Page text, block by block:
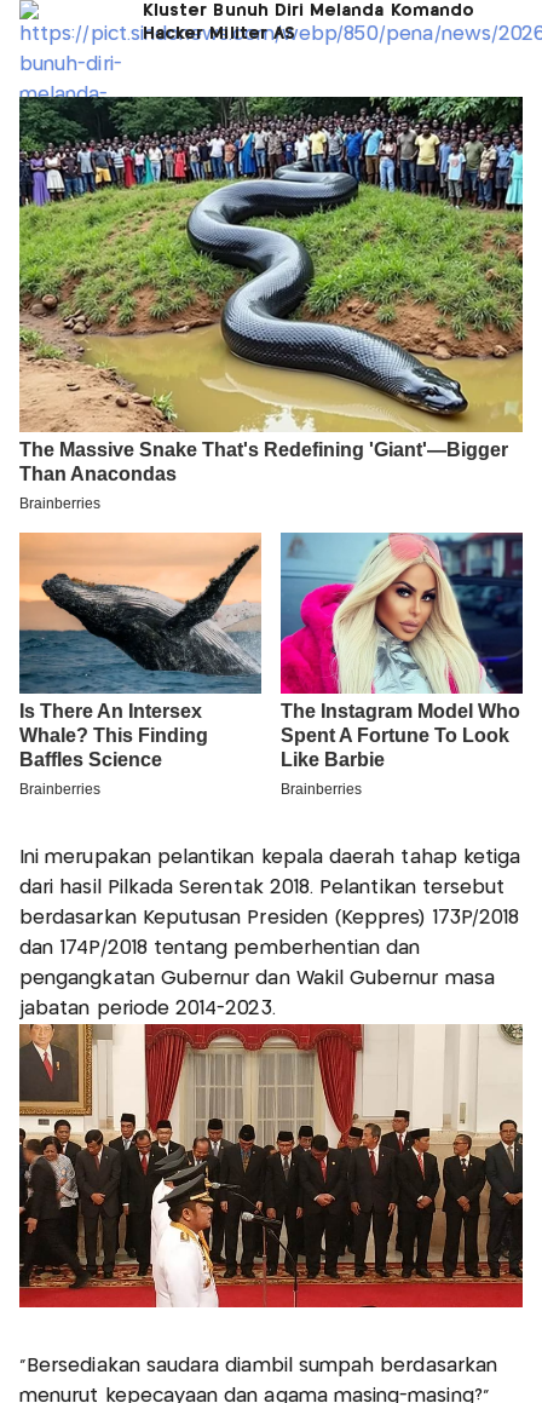
Kluster Bunuh Diri Melanda Komando
Hacker Militer AS
Ini merupakan pelantikan kepala daerah tahap ketiga
dari hasil Pilkada Serentak 2018. Pelantikan tersebut
berdasarkan Keputusan Presiden (Keppres) 173P/2018
dan 174P/2018 tentang pemberhentian dan
pengangkatan Gubernur dan Wakil Gubernur masa
jabatan periode 2014-2023.
"Bersediakan saudara diambil sumpah berdasarkan
menurut kepecayaan dan agama masing-masing?"